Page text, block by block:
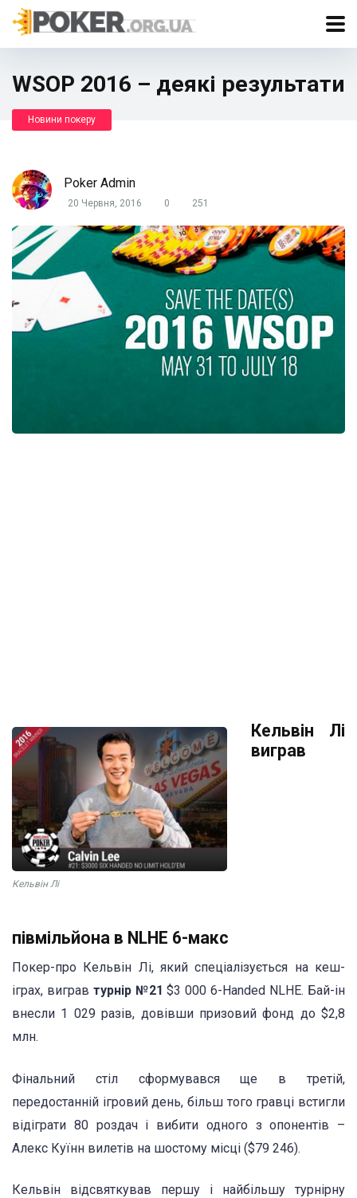
WSOP 2016 – деякі результати
Новини покеру
Poker Admin
20 Червня, 2016 0 251
Кельвін Лі
Кельвін Лі
виграв
півмільйона в NLHE 6-макс
Покер-про Кельвін Лі, який спеціалізується на кеш-
іграх, виграв турнір №21 $3 000 6-Handed NLHE. Бай-ін
внесли 1 029 разів, довівши призовий фонд до $2,8
млн.
Фінальний стіл сформувався ще в третій,
передостанній ігровий день, більш того гравці встигли
відіграти 80 роздач і вибити одного з опонентів –
Алекс Куїнн вилетів на шостому місці ($79 246).
Кельвін відсвяткував першу і найбільшу турнірну